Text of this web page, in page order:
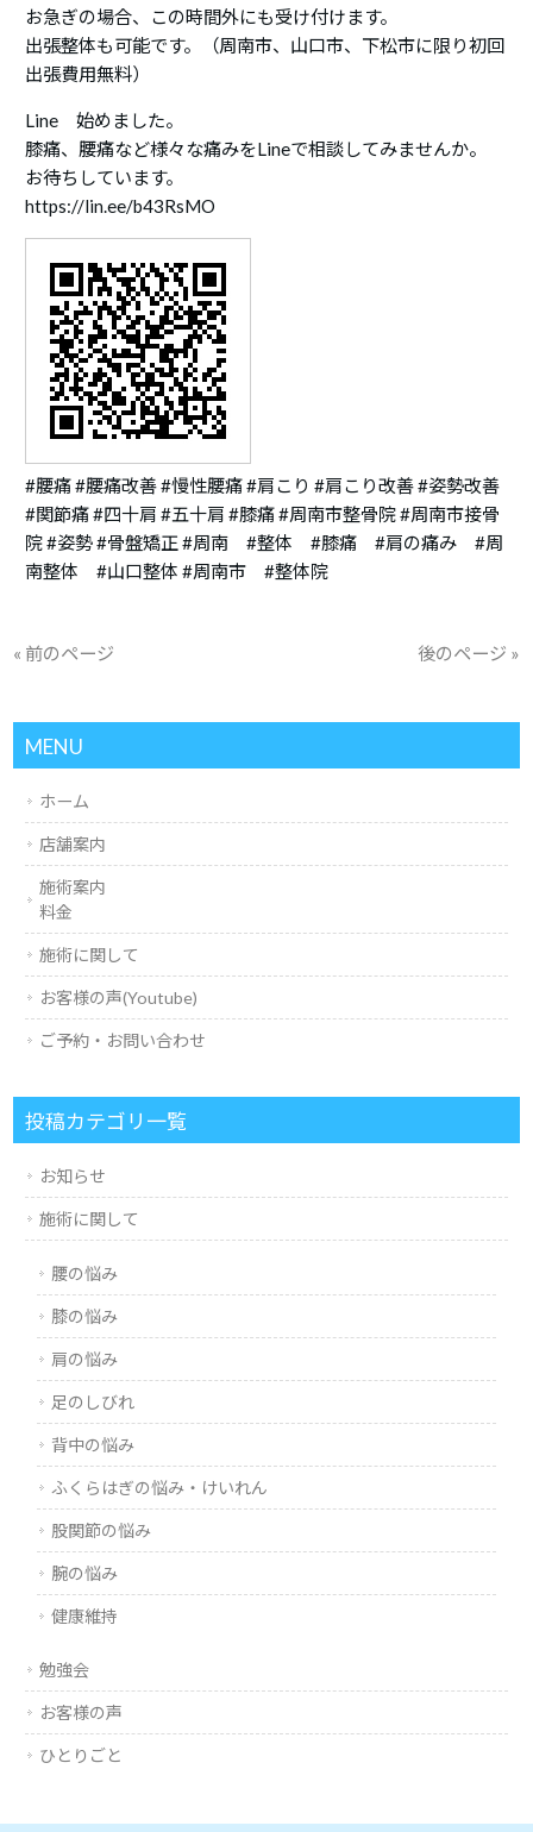
お急ぎの場合、この時間外にも受け付けます。
出張整体も可能です。（周南市、山口市、下松市に限り初回
出張費用無料）
Line 始めました。
膝痛、腰痛など様々な痛みをLineで相談してみませんか。
お待ちしています。
https://lin.ee/b43RsMO
#腰痛 #腰痛改善 #慢性腰痛 #肩こり #肩こり改善 #姿勢改善
#関節痛 #四十肩 #五十肩 #膝痛 #周南市整骨院 #周南市接骨
院 #姿勢 #骨盤矯正 #周南 #整体 #膝痛 #肩の痛み #周
南整体 #山口整体 #周南市 #整体院
« 前のページ 後のページ »
MENU
ホーム
店舗案内
施術案内
料金
施術に関して
お客様の声(Youtube)
ご予約・お問い合わせ
投稿カテゴリ一覧
お知らせ
施術に関して
腰の悩み
膝の悩み
肩の悩み
足のしびれ
背中の悩み
ふくらはぎの悩み・けいれん
股関節の悩み
腕の悩み
健康維持
勉強会
お客様の声
ひとりごと